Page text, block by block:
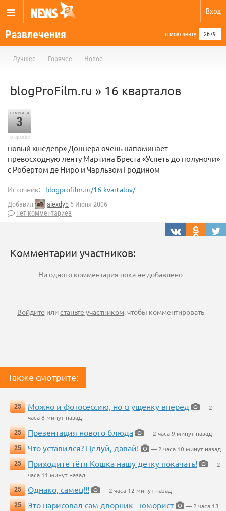
Вход
Развлечения в мою ленту 2679
Лучшее Горячее Новое
blogProFilm.ru » 16 кварталов
отметили
3
в архиве
новый «шедевр» Доннера очень напоминает
превосходную ленту Мартина Бреста «Успеть до полуночи»
с Робертом де Ниро и Чарльзом Гродином
Источник: blogprofilm.ru/16-kvartalov/
Добавил alexdyb 5 Июня 2006
нет комментариев
Комментарии участников:
Ни одного комментария пока не добавлено
Войдите илистаньте участником, чтобы комментировать
Также смотрите:
25 Можно и фотосессию, но сгущенку вперед
— 2
часа 8 минут назад
25
Презентация нового блюда
— 2 часа 9 минут назад
25
Что уставился? Целуй, давай!
— 2 часа 10 минут назад
25
Приходите тётя Кошка нашу детку покачать!
— 2
часа 11 минут назад
25
Однако, самец!!!
— 2 часа 12 минут назад
25
Это нарисовал сам дворник - юморист
— 2 часа 13